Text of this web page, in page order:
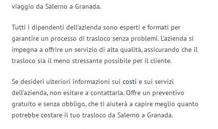
viaggio da Salerno a Granada.
Tutti i dipendenti dell’azienda sono esperti e formati per
garantire un processo di trasloco senza problemi. L’azienda si
impegna a offrire un servizio di alta qualità, assicurando che il
trasloco sia il meno stressante possibile per il cliente.
Se desideri ulteriori informazioni sui costi e sui servizi
dell’azienda, non esitare a contattarla. Offre un preventivo
gratuito e senza obbligo, che ti aiuterà a capire meglio quanto
potrebbe costare il tuo trasloco da Salerno a Granada.